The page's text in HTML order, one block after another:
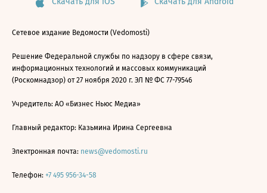
Сетевое издание Ведомости (Vedomosti)
Решение Федеральной службы по надзору в сфере связи,
информационных технологий и массовых коммуникаций
(Роскомнадзор) от 27 ноября 2020 г. ЭЛ № ФС 77-79546
Учредитель: АО «Бизнес Ньюс Медиа»
Главный редактор: Казьмина Ирина Сергеевна
Электронная почта: news@vedomosti.ru
Телефон: +7 495 956-34-58